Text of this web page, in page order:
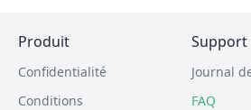
Produit
Confidentialité
Conditions
Support
Journal
FAQ